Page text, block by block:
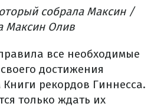
собрала Максин /
Максин Олив
все необходимые
достижения
Книги рекордов Гиннесса.
только ждать их